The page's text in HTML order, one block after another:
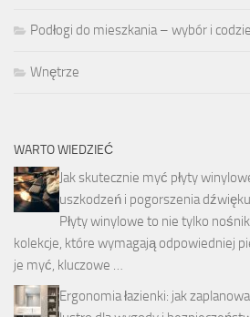
Podłogi do mieszkania – wybór i
Wnętrze
WARTO WIEDZIEĆ
Jak skutecznie myć płyty
uszkodzeń i pogorszenia dźwięku
Płyty winylowe to nie tylko
kolekcje, które wymagają odpowiedniej
je myć, kluczowe …
Ergonomia łazienki: jak